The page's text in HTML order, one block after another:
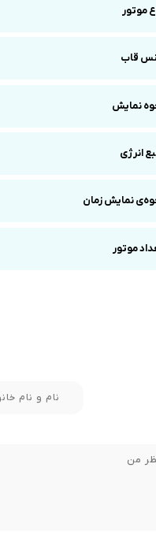
موتور
قاب
نمایش
انرژی
نمایش زمان
موتور